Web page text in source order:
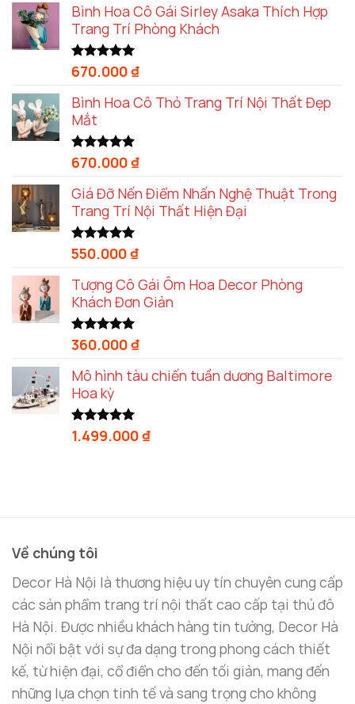
Bình Hoa Cô Gái Sirley Asaka Thích Hợp
Trang Trí Phòng Khách
Được xếp
5 sao
670.000₫
Bình Hoa Cô Thỏ Trang Trí Nội Thất Đẹp
Mắt
Được xếp
5 sao
670.000₫
Giá Đỡ Nến Điểm Nhấn Nghệ Thuật Trong
Trang Trí Nội Thất Hiện Đại
Được xếp
550.000₫
Tượng Cô Gái Ôm Hoa Decor Phòng
Khách Đơn Giản
Được xếp
5 sao
360.000₫
Mô hình tàu chiến tuần dương Baltimore
Hoa kỳ
Được xếp
1.499.000₫
Về chúng tôi
Decor Hà Nội là thương hiệu uy tín chuyên cung cấp
các sản phẩm trang trí nội thất cao cấp tại thủ đô
Hà Nội. Được nhiều khách hàng tin tưởng, Decor Hà
Nội nổi bật với sự đa dạng trong phong cách thiết
kế, từ hiện đại, cổ điển cho đến tối giản, mang đến
những lựa chọn tinh tế và sang trọng cho không